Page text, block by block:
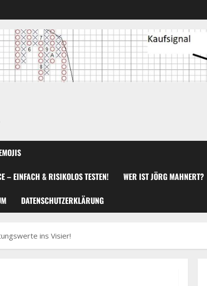
– EINFACH & RISIKOLOS TESTEN! WER IST JÖRG MAHNERT?
DATENSCHUTZERKLÄRUNG
ins Visier!